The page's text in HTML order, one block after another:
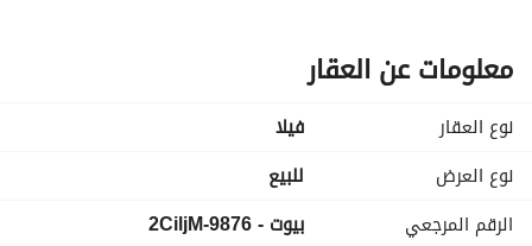
مساحة أرض : 590 م
5 غرف نوم (ويمكن عمل غرفة سادسة)
دريسنج رووم
5 حمام
غرفة مربية بحمام
2 ريسيبشن
جاردن
معلومات عن العقار
نوع العقار
فیلا
نوع العرض
للبيع
الرقم المرجعي
بيوت - 9876-2CiljM